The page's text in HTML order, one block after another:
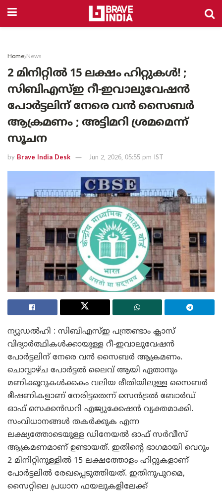
Home News
2 മിനിറ്റിൽ 15 ലക്ഷം ഹിറ്റുകൾ! ;
സിബിഎസ്ഇ റീ-ഇവാലുവേഷൻ
പോർട്ടലിന് നേരെ വൻ സൈബർ
ആക്രമണം ; അട്ടിമറി ശ്രമമെന്ന്
സൂചന
by Brave India Desk Jun 2, 2026, 05:55 pm IST
ന്യൂഡൽഹി : സിബിഎസ്ഇ പന്ത്രണ്ടാം ക്ലാസ്
വിദ്യാർത്ഥികൾക്കായുള്ള റീ-ഇവാലുവേഷൻ
പോർട്ടലിന് നേരെ വൻ സൈബർ ആക്രമണം.
ചൊവ്വാഴ്ച പോർട്ടൽ ലൈവ് ആയി ഏതാനും
മണിക്കൂറുകൾക്കകം വലിയ രീതിയിലുള്ള സൈബർ
ഭീഷണികളാണ് നേരിട്ടതെന്ന് സെൻട്രൽ ബോർഡ്
ഓഫ് സെക്കൻഡറി എജ്യുക്കേഷൻ വ്യക്തമാക്കി.
സംവിധാനങ്ങൾ തകർക്കുക എന്ന
ലക്ഷ്യത്തോടെയുള്ള ഡിനേയൽ ഓഫ് സർവീസ്
ആക്രമണമാണ് ഉണ്ടായത്. ഇതിന്റെ ഭാഗമായി വെറും
2 മിനിറ്റിനുള്ളിൽ 15 ലക്ഷത്തോളം ഹിറ്റുകളാണ്
പോർട്ടലിൽ രേഖപ്പെടുത്തിയത്. ഇതിനുപുറമെ,
സൈറ്റിലെ പ്രധാന ഫയലുകളിലേക്ക്